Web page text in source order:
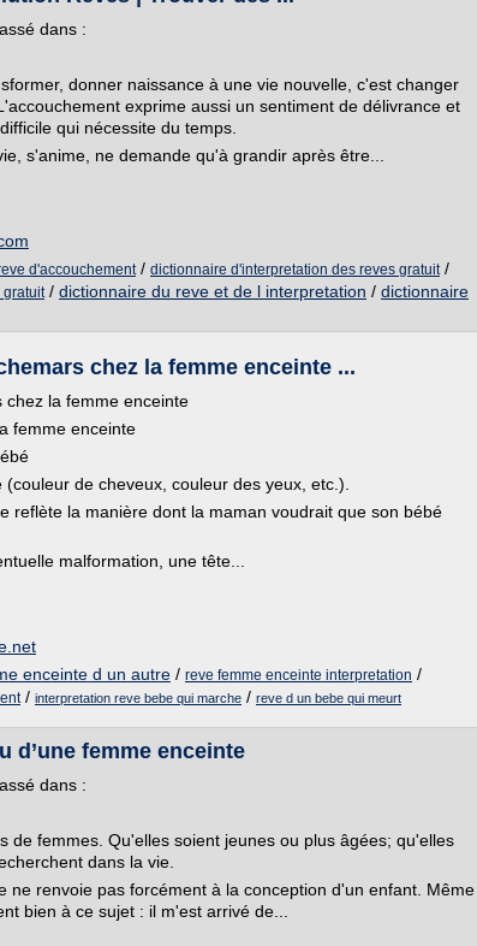
dans :
donner naissance à une vie nouvelle, c'est changer
exprime aussi un sentiment de délivrance et
qui nécessite du temps.
s'anime, ne demande qu'à grandir après être...
d'accouchement/ dictionnaire d'interpretation des reves gratuit/
gratuit/ dictionnaire du reve et de l interpretation / dictionnaire
chez la femme enceinte ...
chez la femme enceinte
femme enceinte
de cheveux, couleur des yeux, etc.).
reflète la manière dont la maman voudrait que son bébé
malformation, une tête...
enceinte d un autre / reve femme enceinte interpretation /
/ interpretation reve bebe qui marche / reve d un bebe qui meurt
d’une femme enceinte
dans :
de femmes. Qu'elles soient jeunes ou plus âgées; qu'elles
dans la vie.
ne renvoie pas forcément à la conception d'un enfant. Même
bien à ce sujet : il m'est arrivé de...